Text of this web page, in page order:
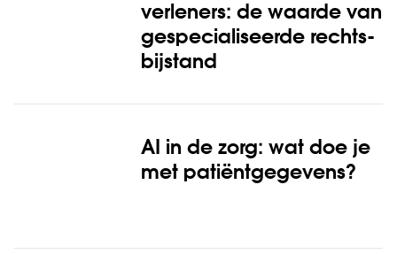
verleners: de waarde van
gespeciali­seerde rechts­
bijstand
AI in de zorg: wat doe je
met patiënt­gegevens?